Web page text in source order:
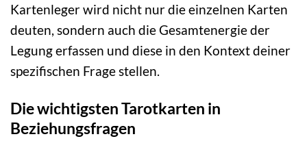
Kartenleger wird nicht nur die einzelnen Karten
deuten, sondern auch die Gesamtenergie der
Legung erfassen und diese in den Kontext deiner
spezifischen Frage stellen.
Die wichtigsten Tarotkarten in
Beziehungsfragen